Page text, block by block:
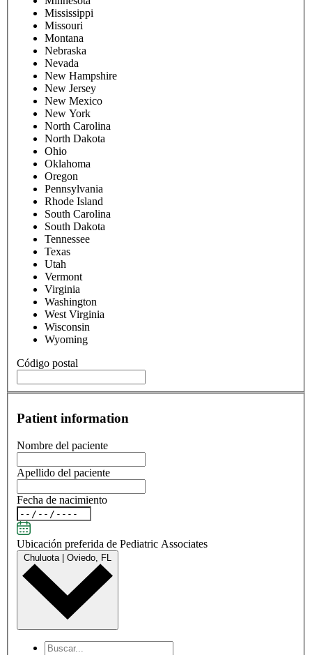
Mississippi
Missouri
Montana
Nebraska
Nevada
New Hampshire
New Jersey
New Mexico
New York
North Carolina
North Dakota
Ohio
Oklahoma
Oregon
Pennsylvania
Rhode Island
South Carolina
South Dakota
Tennessee
Texas
Utah
Vermont
Virginia
Washington
West Virginia
Wisconsin
Wyoming
Código postal
Patient information
Nombre del paciente
Apellido del paciente
Fecha de nacimiento
Ubicación preferida de Pediatric Associates
Chuluota | Oviedo, FL